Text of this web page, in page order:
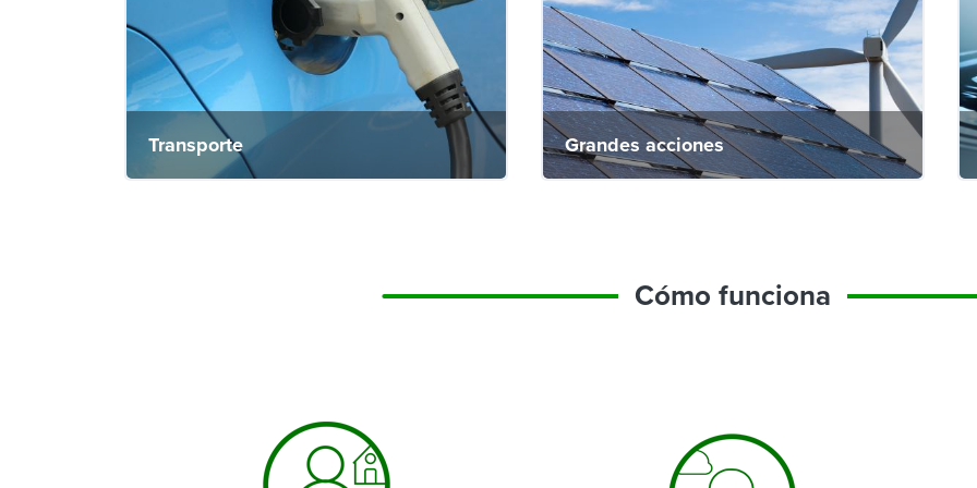
Transporte Grandes acciones
Cómo funciona